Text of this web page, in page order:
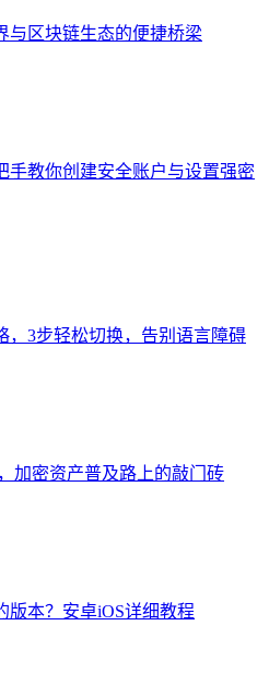
与区块链生态的便捷桥梁
手教你创建安全账户与设置强密
，3步轻松切换，告别语言障碍
加密资产普及路上的敲门砖
版本？安卓iOS详细教程